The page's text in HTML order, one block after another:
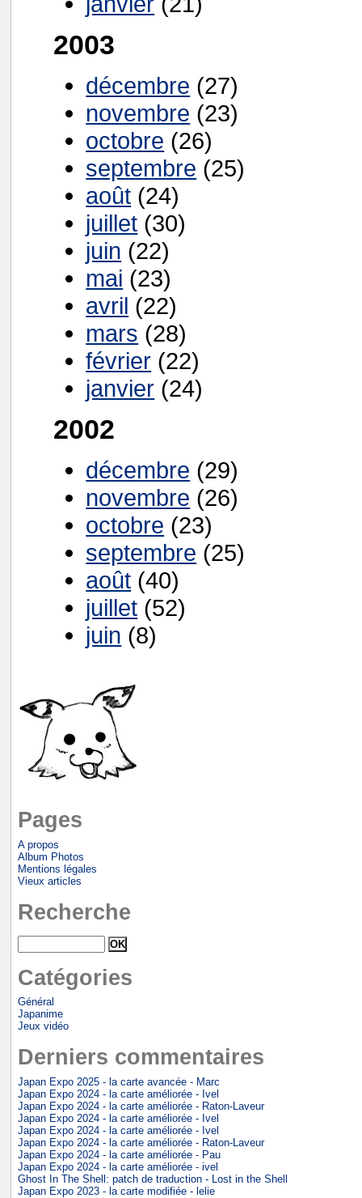
2003
décembre (27)
novembre (23)
octobre (26)
septembre (25)
août (24)
juillet (30)
juin (22)
mai (23)
avril (22)
mars (28)
février (22)
janvier (24)
2002
décembre (29)
novembre (26)
octobre (23)
septembre (25)
août (40)
juillet (52)
juin (8)
Pages
A propos
Album Photos
Mentions légales
Vieux articles
Recherche
Catégories
Général
Japanime
Jeux vidéo
Derniers commentaires
Japan Expo 2025 - la carte avancée - Marc
Japan Expo 2024 - la carte améliorée - Ivel
Japan Expo 2024 - la carte améliorée - Raton-Laveur
Japan Expo 2024 - la carte améliorée - Ivel
Japan Expo 2024 - la carte améliorée - Ivel
Japan Expo 2024 - la carte améliorée - Raton-Laveur
Japan Expo 2024 - la carte améliorée - Pau
Japan Expo 2024 - la carte améliorée - ivel
Ghost In The Shell: patch de traduction - Lost in the Shell
Japan Expo 2023 - la carte modifiée - lelie